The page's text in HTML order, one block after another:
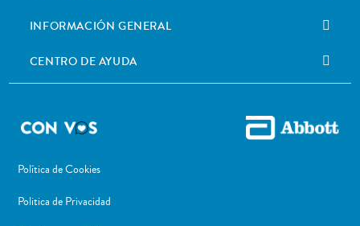
INFORMACIÓN GENERAL
CENTRO DE AYUDA
Política de Cookies
Politica de Privacidad